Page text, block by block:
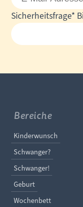
Mail-
Adresse
Pflichtfeld
Sicherheitsfrage*
Bereiche
Navigation
Kinderwunsch
Schwanger?
Schwanger!
Geburt
Wochenbett